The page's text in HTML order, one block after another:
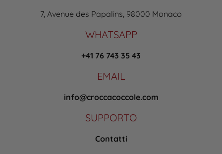
7, Avenue des Papalins, 98000 Monaco
WHATSAPP
+41 76 743 35 43
EMAIL
info@croccacoccole.com
SUPPORTO
Contatti